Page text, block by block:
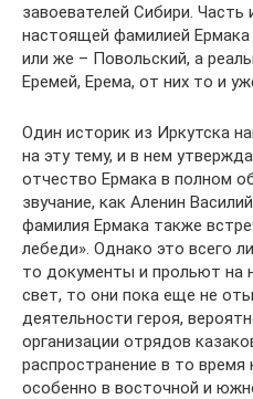
завоевателей Сибири. Часть
настоящей фамилией
или же – Повольский, а
Еремей, Ерема, от них то и
Один историк из Иркутска
на эту тему, и в нем
отчество Ермака в полном
звучание, как Аленин
фамилия Ермака также
лебеди». Однако это всего
то документы и прольют
свет, то они пока еще не
деятельности героя,
организации отрядов
распространение в то время
особенно в восточной и